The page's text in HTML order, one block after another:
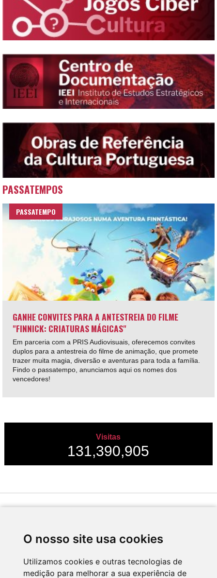
O nosso site usa cookies
Utilizamos cookies e outras tecnologias de
medição para melhorar a sua experiência de
PASSATEMPOS
PASSATEMPO
GANHE CONVITES PARA A ANTESTREIA DO FILME
"FINNICK: CRIATURAS MÁGICAS"
Em parceria com a PRIS Audiovisuais, oferecemos convites
duplos para a antestreia do filme de animação, que promete
trazer muita magia, diversão e aventuras para toda a família.
Findo o passatempo, anunciamos aqui os nomes dos
vencedores!
Visitas
131,390,905